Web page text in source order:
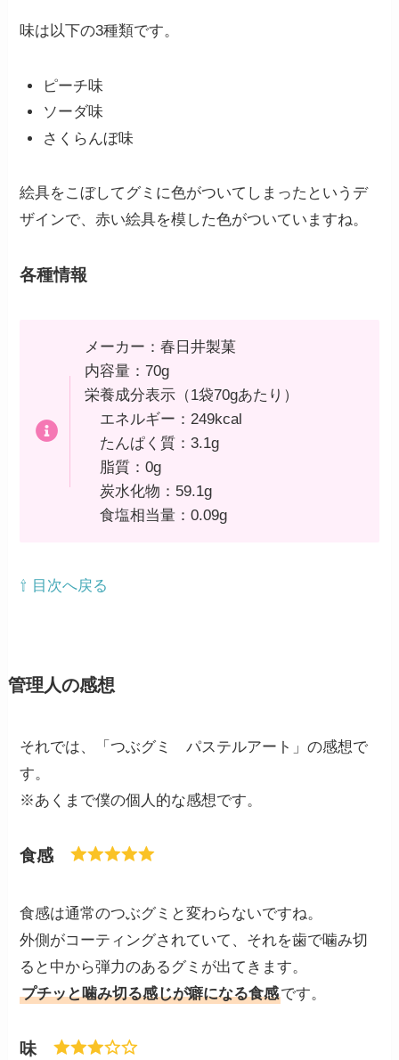
味は以下の3種類です。
ピーチ味
ソーダ味
さくらんぼ味
絵具をこぼしてグミに色がついてしまったというデ
ザインで、赤い絵具を模した色がついていますね。
各種情報
メーカー：春日井製菓
内容量：70g
栄養成分表示（1袋70gあたり）
エネルギー：249kcal
たんぱく質：3.1g
脂質：0g
炭水化物：59.1g
食塩相当量：0.09g
⇧ 目次へ戻る
管理人の感想
それでは、「つぶグミ パステルアート」の感想で
す。
※あくまで僕の個人的な感想です。
食感
食感は通常のつぶグミと変わらないですね。
外側がコーティングされていて、それを歯で噛み切
ると中から弾力のあるグミが出てきます。
プチッと噛み切る感じが癖になる食感です。
味